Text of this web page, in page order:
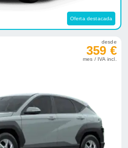
Oferta destacada
desde
359 €
mes / IVA incl.